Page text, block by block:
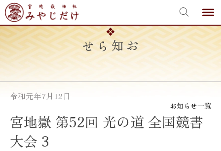
Skip
to
content
お知らせ
令和元年7月12日
お知らせ一覧
宮地嶽 第52回 光の道 全国競書
大会 3